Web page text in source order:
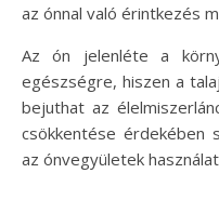
az ónnal való érintkezés
Az ón jelenléte a
egészségre, hiszen a
bejuthat az
csökkentése érdekében
az ónvegyületek